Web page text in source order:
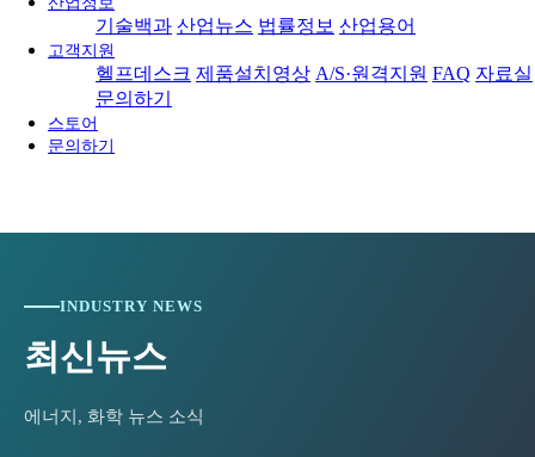
산업정보
기술백과 산업뉴스 법률정보 산업용어
고객지원
헬프데스크 제품설치영상 A/S·원격지원 FAQ 자료실
문의하기
스토어
문의하기
INDUSTRY NEWS
최신뉴스
에너지, 화학 뉴스 소식